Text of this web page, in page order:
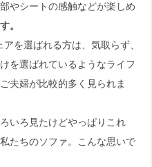
やシートの感触などが楽しめ
。
を選ばれる方は、気取らず、
を選ばれているようなライフ
夫婦が比較的多く見られま
いろ見たけどやっぱりこれ
たちのソファ。こんな思いで